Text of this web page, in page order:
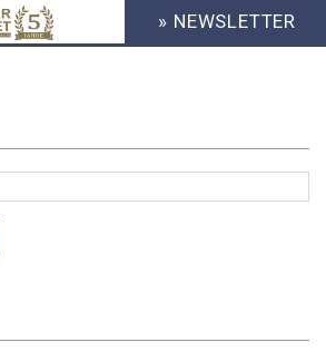
HEADER
MENU
» NEWSLETTER